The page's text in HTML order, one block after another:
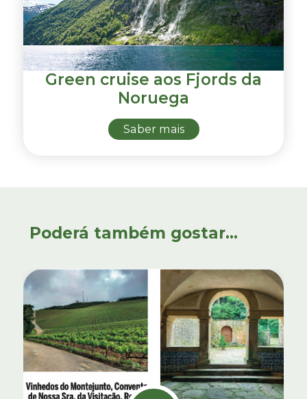
Green cruise aos Fjords da
Noruega
Saber mais
Poderá também gostar...